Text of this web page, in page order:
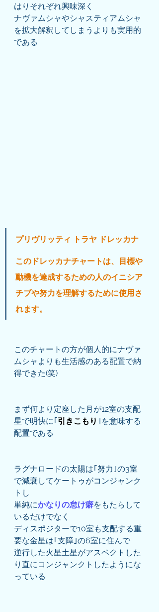
はりそれぞれ興味深く
ナヴァムシャやシャスティアムシャ
を拡大解釈してしまうよりも実用的
である
プリヴリッティ トラヤ ドレッカナ
このドレッカナチャートは、目標や
動機を達成するための人のイニシア
チブや努力を理解するために使用さ
れます。
このチャートの方が個人的にナヴァ
ムシャよりも生活感のある配置で納
得できた(笑)
まず何より定座した月が12室の支配
星で明快に｢引きこもり ｣を意味する
配置である
ラグナロードの太陽は｢努力｣の3室
で減衰してケートゥがコンジャンク
トし
単純にかなりの怠け癖をもたらして
いるだけでなく
ディスポジターで10室も支配する重
要な金星は｢支障｣の6室に住んで
逆行した火星土星がアスペクトした
り直にコンジャンクトしたようにな
っている